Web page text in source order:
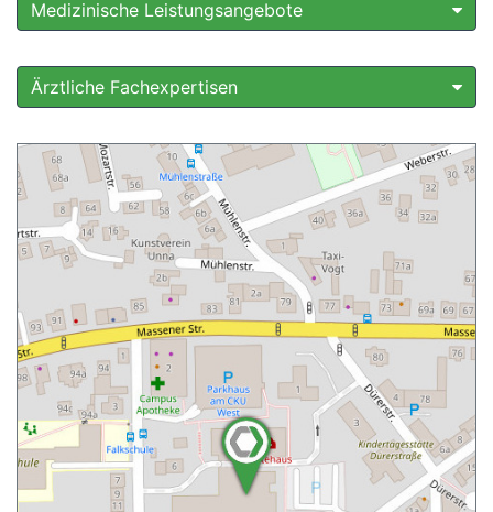
Medizinische Leistungsangebote
Ärztliche Fachexpertisen